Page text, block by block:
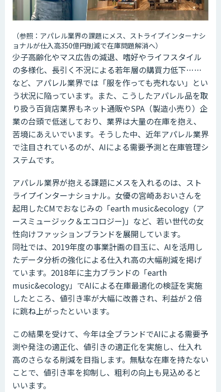
（参照：アパレル業界の課題にメス、ストライプインターナシ
ョナルが仕入高350億円削減で在庫問題解消へ）
少子高齢化やマス広告の減退、嗜好やライフスタイル
の多様化、長引く不況による若年層の購買力低下……
など、アパレル業界では「服を作っても売れない」とい
う状況に陥っています。また、こうしたアパレル品を取
り扱う百貨店業界もネット通販やSPA（製造小売り）企
業の台頭で低迷しており、業界は大量の在庫を抱え、
苦境にあえいでいます。そうした中、近年アパレル業界
で注目されているのが、AIによる需要予測と在庫管理シ
ステムです。
アパレル業界が抱える課題にメスを入れるのは、スト
ライプインターナショナル。女優の宮崎あおいさんを
起用したCMでおなじみの「earth music&ecology（ア
ースミュージック＆エコロジー)」など、若い世代の女
性向けファッションブランドを展開しています。
同社では、2019年度の事業計画の目玉に、AIを活用し
たデータ分析の強化による仕入れ高の大幅削減を掲げ
ています。2018年に主力ブランドの「earth
music&ecology」でAIによる在庫最適化の検証を実施
したところ、値引き率が大幅に改善され、利益が２倍
に跳ね上がったといいます。
この結果を受けて、今年は全ブランドでAIによる需要予
測や発注の適正化、値引きの適正化を実施し、仕入れ
高のさらなる削減を目指します。無駄な在庫を持たない
ことで、値引き率を抑制し、粗利の向上も見込めると
いいます。